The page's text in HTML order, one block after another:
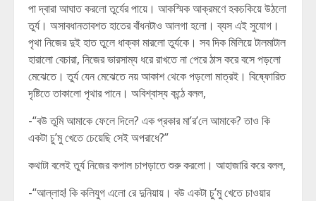
পা দ্বারা আঘাত করলো তুর্যের পায়ে। আকস্মিক আক্রমণে হকচকিয়ে উঠলো
তুর্য। অসাবধানতাবশত হাতের বাঁধনটাও আলগা হলো। ব্যস এই সুযোগ।
পৃথা নিজের দুই হাত তুলে ধাক্কা মারলো তুর্যকে। সব দিক মিলিয়ে টালমাটাল
হারালো বেচারা, নিজের ভারসাম্য ধরে রাখতে না পেরে ঠাস করে বসে পড়লো
মেঝেতে। তুর্য যেন মেঝেতে নয় আকাশ থেকে পড়লো মাত্রই। বিষ্ফোরিত
দৃষ্টিতে তাকালো পৃথার পানে। অবিশ্বাস্য কন্ঠে বলল,
-“বউ তুমি আমাকে ফেলে দিলে? এক প্রকার মা’র’লে আমাকে? তাও কি
একটা চু’মু খেতে চেয়েছি সেই অপরাধে?”
কথাটা বলেই তুর্য নিজের কপাল চাপড়াতে শুরু করলো। আহাজারি করে বলল,
-“আল্লাহ! কি কলিযুগ এলো রে দুনিয়ায়। বউ একটা চু’মু খেতে চাওয়ার